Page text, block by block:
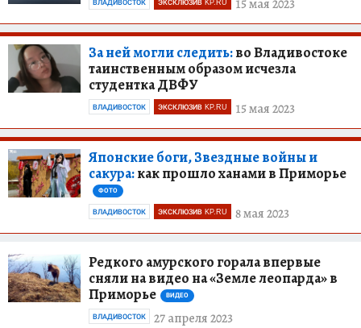
15 мая 2023
ВЛАДИВОСТОК ЭКСКЛЮЗИВ KP.RU
За ней могли следить:во Владивостоке
таинственным образом исчезла
студентка ДВФУ
15 мая 2023
ВЛАДИВОСТОК ЭКСКЛЮЗИВ KP.RU
Японские боги, Звездные войны и
сакура:как прошло ханами в Приморье
ФОТО
8 мая 2023
ВЛАДИВОСТОК ЭКСКЛЮЗИВ KP.RU
Редкого амурского горала впервые
сняли на видео на «Земле леопарда» в
Приморье
ВИДЕО
27 апреля 2023
ВЛАДИВОСТОК